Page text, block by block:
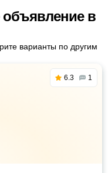
в
варианты по другим
6.3 1